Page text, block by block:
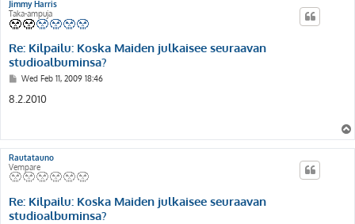
Jimmy Harris
Taka-ampuja
Re: Kilpailu: Koska Maiden julkaisee seuraavan
studioalbuminsa?
P
s
t
Wed Feb 11, 2009 18:46
8.2.2010
Rautatauno
Vempare
Re: Kilpailu: Koska Maiden julkaisee seuraavan
studioalbuminsa?